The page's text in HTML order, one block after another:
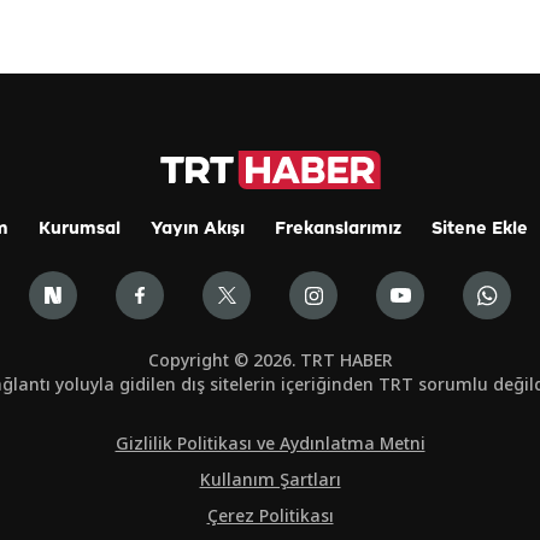
Kurumsal Yayın Akışı Frekanslarımız Sitene Ekle
Copyright © 2026. TRT HABER
yoluyla gidilen dış sitelerin içeriğinden TRT sorumlu
Gizlilik Politikası ve Aydınlatma Metni
Kullanım Şartları
Çerez Politikası